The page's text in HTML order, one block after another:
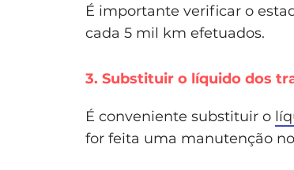
É importante verificar o
cada 5 mil km efetuados.
3. Substituir o líquido dos
É conveniente substituir o
for feita uma manutenção